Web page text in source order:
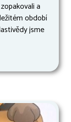
a
období
jsme